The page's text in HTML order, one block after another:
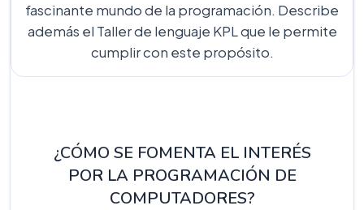
fascinante mundo de la programación. Describe
además el Taller de lenguaje KPL que le permite
cumplir con este propósito.
¿CÓMO SE FOMENTA EL INTERÉS
POR LA PROGRAMACIÓN DE
COMPUTADORES?